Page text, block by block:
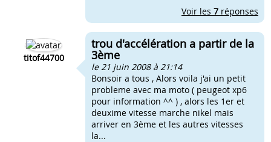
Voir les 7 réponses
titof44700
trou d'accélération a partir de la
3ème
le 21 juin 2008 à 21:14
Bonsoir a tous , Alors voila j'ai un petit
probleme avec ma moto ( peugeot xp6
pour information ^^ ) , alors les 1er et
deuxime vitesse marche nikel mais
arriver en 3ème et les autres vitesses
la...